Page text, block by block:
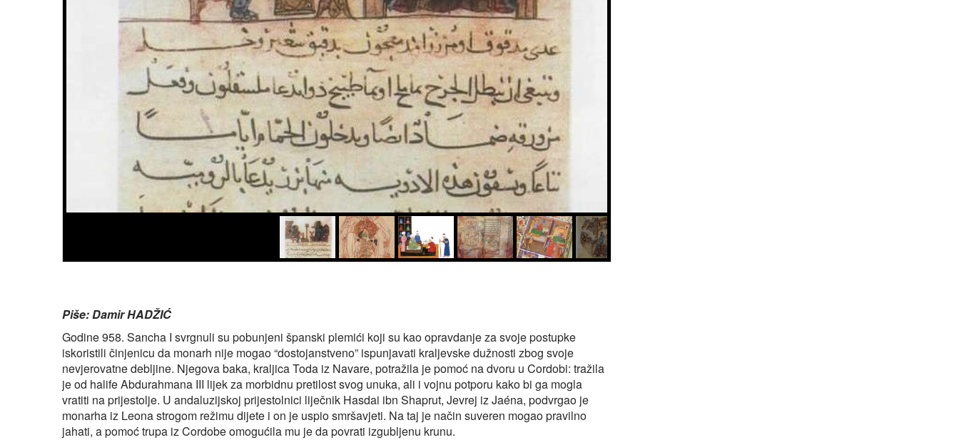
Piše: Damir HADŽIĆ
Godine 958. Sancha I svrgnuli su pobunjeni španski plemići koji su kao opravdanje za svoje postupke
iskoristili činjenicu da monarh nije mogao “dostojanstveno” ispunjavati kraljevske dužnosti zbog svoje
nevjerovatne debljine. Njegova baka, kraljica Toda iz Navare, potražila je pomoć na dvoru u Cordobi: tražila
je od halife Abdurahmana III lijek za morbidnu pretilost svog unuka, ali i vojnu potporu kako bi ga mogla
vratiti na prijestolje. U andaluzijskoj prijestolnici liječnik Hasdai ibn Shaprut, Jevrej iz Jaéna, podvrgao je
monarha iz Leona strogom režimu dijete i on je uspio smršavjeti. Na taj je način suveren mogao pravilno
jahati, a pomoć trupa iz Cordobe omogućila mu je da povrati izgubljenu krunu.